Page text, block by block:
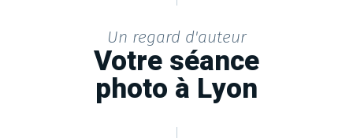
Un regard d'auteur
Votre séance
photo à Lyon